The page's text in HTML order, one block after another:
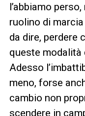
l’abbiamo
ruolino di
da dire, perdere
queste modalità
Adesso
meno, forse
cambio non
scendere in